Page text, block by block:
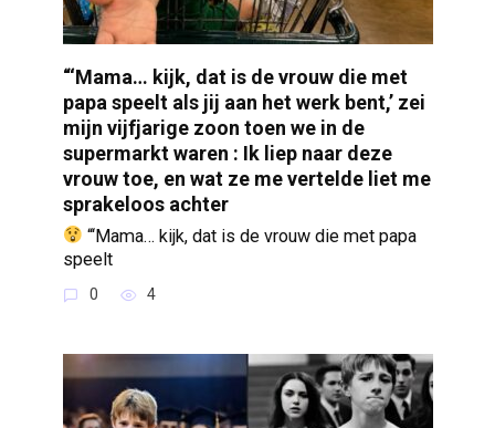
“‘Mama… kijk, dat is de vrouw die met
papa speelt als jij aan het werk bent,’ zei
mijn vijfjarige zoon toen we in de
supermarkt waren : Ik liep naar deze
vrouw toe, en wat ze me vertelde liet me
sprakeloos achter
“‘Mama… kijk, dat is de vrouw die met papa
speelt
0 4